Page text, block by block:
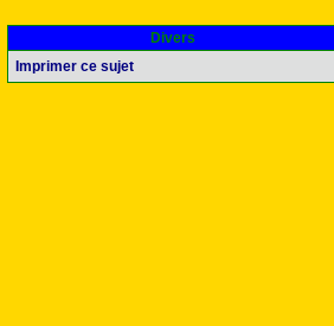
Divers
Imprimer ce sujet